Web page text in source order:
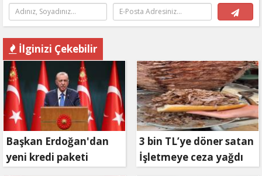
İlginizi Çekebilir
Başkan Erdoğan'dan
yeni kredi paketi
müjdesi: 6 ay geri
3 bin TL’ye döner satan
İşletmeye ceza yağdı